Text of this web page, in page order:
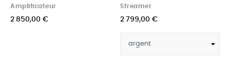
Amplificateur
2 850,00 €
Streamer
2 799,00 €